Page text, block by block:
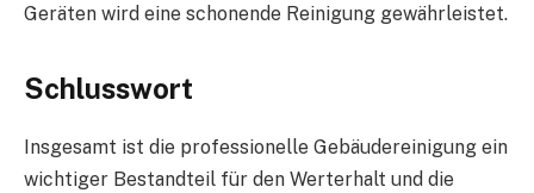
Geräten wird eine schonende Reinigung gewährleistet.
Schlusswort
Insgesamt ist die professionelle Gebäudereinigung ein
wichtiger Bestandteil für den Werterhalt und die